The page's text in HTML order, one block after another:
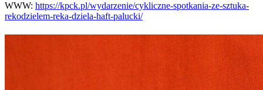
WWW: https://kpck.pl/wydarzenie/cykliczne-spotkania-ze-sztuka-
rekodzielem-reka-dziela-haft-palucki/